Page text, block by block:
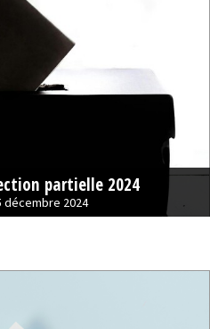
partielle 2024
décembre 2024